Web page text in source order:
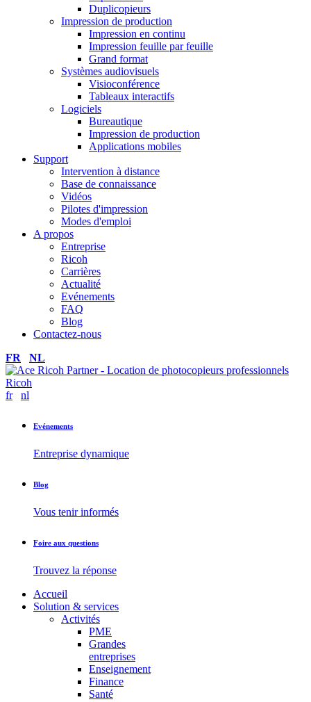
Duplicopieurs
Impression de production
Impression en continu
Impression feuille par feuille
Grand format
Systèmes audiovisuels
Visioconférence
Tableaux interactifs
Logiciels
Bureautique
Impression de production
Applications mobiles
Support
Intervention à distance
Base de connaissance
Vidéos
Pilotes d'impression
Modes d'emploi
A propos
Entreprise
Ricoh
Carrières
Actualité
Evénements
FAQ
Blog
Contactez-nous
FR
NL
fr nl
Evénements
Entreprise dynamique
Blog
Vous tenir informés
Foire aux questions
Trouvez la réponse
Accueil
Solution & services
Activités
PME
Grandes
entreprises
Enseignement
Finance
Santé